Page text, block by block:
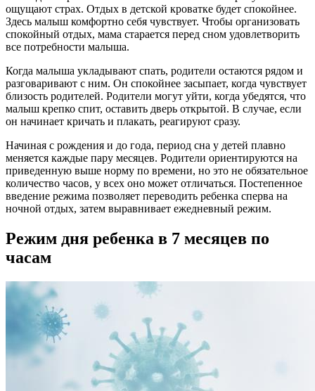
ощущают страх. Отдых в детской кроватке будет спокойнее.
Здесь малыш комфортно себя чувствует. Чтобы организовать
спокойный отдых, мама старается перед сном удовлетворить
все потребности малыша.
Когда малыша укладывают спать, родители остаются рядом и
разговаривают с ним. Он спокойнее засыпает, когда чувствует
близость родителей. Родители могут уйти, когда убедятся, что
малыш крепко спит, оставить дверь открытой. В случае, если
он начинает кричать и плакать, реагируют сразу.
Начиная с рождения и до года, период сна у детей плавно
меняется каждые пару месяцев. Родители ориентируются на
приведенную выше норму по времени, но это не обязательное
количество часов, у всех оно может отличаться. Постепенное
введение режима позволяет переводить ребенка сперва на
ночной отдых, затем выравнивает ежедневный режим.
Режим дня ребенка в 7 месяцев по
часам